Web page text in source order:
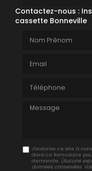
Contactez-nous :
cassette Bonneville
Message
J'autorise ce site à
dans ce formulaire
demande. (Aucune
données conservées.